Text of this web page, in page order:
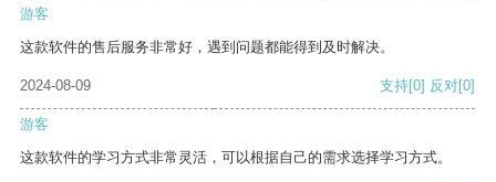
游客
这款软件的售后服务非常好，遇到问题都能得到及时解决。
2024-08-09 支持[0] 反对[0]
游客
这款软件的学习方式非常灵活，可以根据自己的需求选择学习方式。